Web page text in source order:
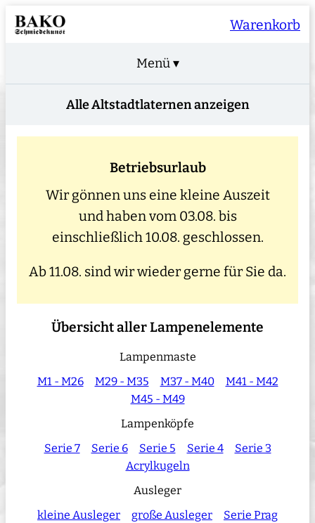
Warenkorb
Menü ▾
Alle Altstadtlaternen anzeigen
Betriebsurlaub
Wir gönnen uns eine kleine Auszeit
und haben vom 03.08. bis
einschließlich 10.08. geschlossen.
Ab 11.08. sind wir wieder gerne für Sie da.
Übersicht aller Lampenelemente
Lampenmaste
M1 - M26
M29 - M35 M37 - M40
M41 - M42
M45 - M49
Lampenköpfe
Serie 7
Serie 6 Serie 5 Serie 4
Serie 3
Acrylkugeln
Ausleger
kleine Ausleger
große Ausleger Serie Prag